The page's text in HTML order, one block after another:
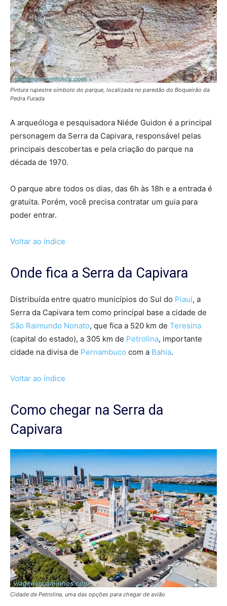
Pintura rupestre símbolo do parque, localizada no paredão do Boqueirão da
Pedra Furada
A arqueóloga e pesquisadora Niéde Guidon é a principal
personagem da Serra da Capivara, responsável pelas
principais descobertas e pela criação do parque na
década de 1970.
O parque abre todos os dias, das 6h às 18h e a entrada é
gratuita. Porém, você precisa contratar um guia para
poder entrar.
Voltar ao índice
Onde fica a Serra da Capivara
Distribuída entre quatro municípios do Sul do Piauí, a
Serra da Capivara tem como principal base a cidade de
São Raimundo Nonato, que fica a 520 km de Teresina
(capital do estado), a 305 km de Petrolina, importante
cidade na divisa de Pernambuco com a Bahia.
Voltar ao índice
Como chegar na Serra da
Capivara
Cidade de Petrolina, uma das opções para chegar de avião